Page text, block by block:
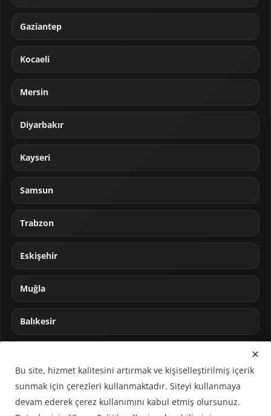
Gaziantep
Kocaeli
Mersin
Diyarbakır
Kayseri
Samsun
Trabzon
Eskişehir
Muğla
Balıkesir
Bu site, hizmet kalitesini artırmak ve kişiselleştirilmiş içerik
sunmak için çerezleri kullanmaktadır. Siteyi kullanmaya
devam ederek çerez kullanımını kabul etmiş olursunuz.